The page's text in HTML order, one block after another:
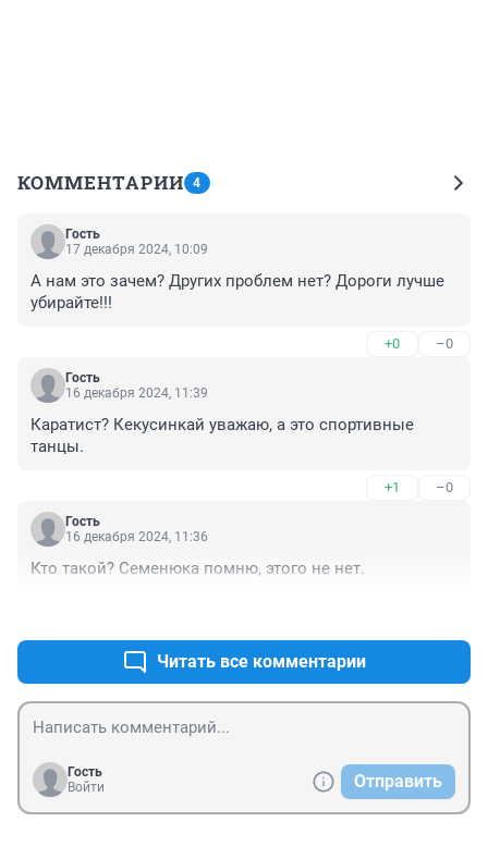
КОММЕНТАРИИ 4
Гость
17 декабря 2024, 10:09
А нам это зачем? Других проблем нет? Дороги лучше
убирайте!!!
+0 –0
Гость
16 декабря 2024, 11:39
Каратист? Кекусинкай уважаю, а это спортивные
танцы.
+1 –0
Гость
16 декабря 2024, 11:36
Кто такой? Семенюка помню, этого не нет.
Читать все комментарии
Гость
Войти
Отправить